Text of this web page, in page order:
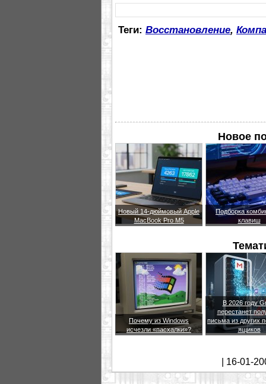
Теги: Восстановление,
Новое
Новый 14-дюймовый Apple
MacBook Pro M5
Подборка
клавиш
Почему из Windows
исчезли «пасхалки»?
В 2026 году
перестанет
письма из других
ящиков
| 16-01-